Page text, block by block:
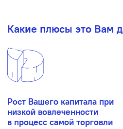
Какие плюсы это Вам
Рост Вашего капитала при
низкой вовлеченности
в процесс самой торговли